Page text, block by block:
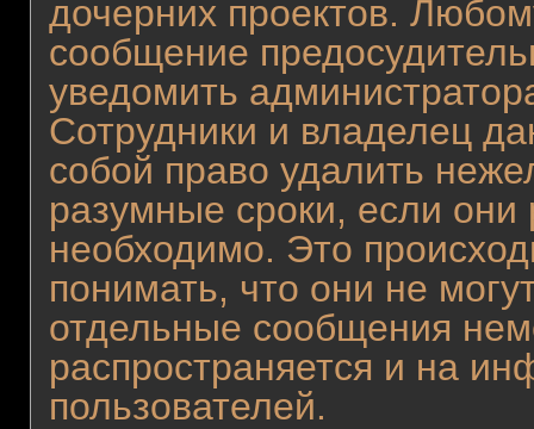
дочерних проектов.
сообщение
уведомить
Сотрудники и владелец
собой право удалить
разумные сроки, если они
необходимо. Это
понимать, что они не
отдельные сообщения
распространяется и на
пользователей.